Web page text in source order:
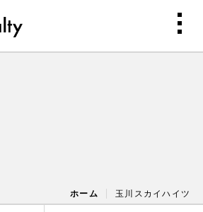
ホーム 玉川スカイハイツ